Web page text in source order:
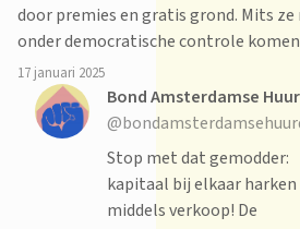
door premies en gratis grond. Mits ze
onder democratische controle
17 januari 2025
Bond Amsterdamse
Stop met dat gemodder:
kapitaal bij elkaar harken
middels verkoop! De